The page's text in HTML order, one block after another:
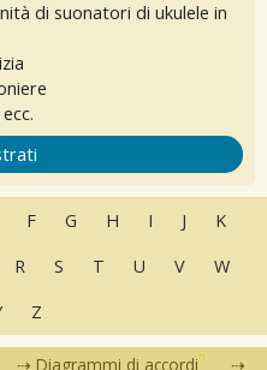
di suonatori di ukulele in
F G H I J
K
R S T U V
W
Z
Diagrammi di accordi